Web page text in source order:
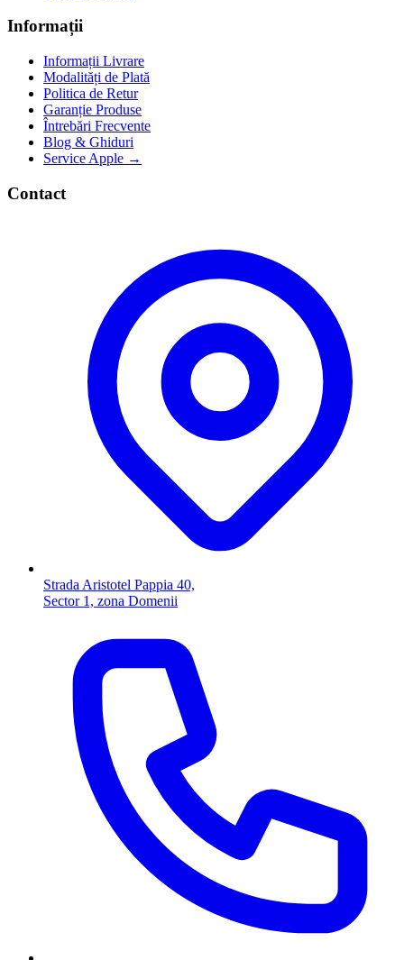
Informații
Informații Livrare
Modalități de Plată
Politica de Retur
Garanție Produse
Întrebări Frecvente
Blog & Ghiduri
Service Apple →
Contact
Strada Aristotel Pappia 40,
Sector 1, zona Domenii